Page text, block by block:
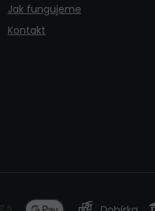
Jak fungujeme
Kontakt